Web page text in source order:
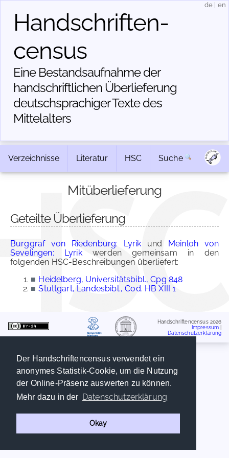
Der Handschriftencensus verwendet ein
anonymes Statistik-Cookie, um die Nutzung
der Online-Präsenz auswerten zu können.
Mehr dazu in der Datenschutzerklärung
Okay
Handschriften­
census
Eine Bestandsaufnahme der
handschriftlichen Über­lieferung
deutschsprachiger Texte des
Mittelalters
de en
Verzeichnisse Literatur HSC Suche
Mitüberlieferung
Geteilte Überlieferung
Burggraf von Riedenburg: Lyrik und Meinloh von
Sevelingen: Lyrikwerden gemeinsam in den
folgenden HSC-Beschreibungen überliefert:
■ Heidelberg, Universitätsbibl., Cpg 848
■ Stuttgart, Landesbibl., Cod. HB XIII 1
Handschriftencensus 2026
Impressum
Datenschutzerklärung